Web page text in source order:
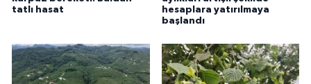
tatlı hasat
hesaplara yatırılmaya
başlandı